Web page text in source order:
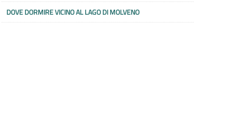
DOVE DORMIRE VICINO AL LAGO DI MOLVENO